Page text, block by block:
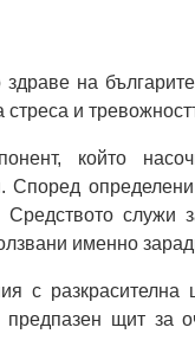
на
и
който
Според
служи
именно
с разкрасителна
щит за